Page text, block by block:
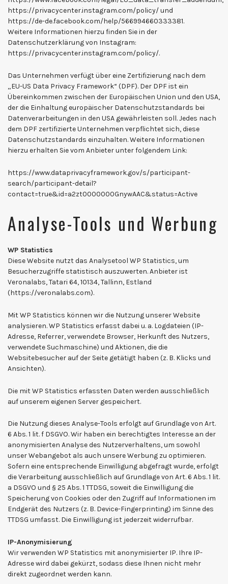
https://privacycenter.instagram.com/policy/ und
https://de-de.facebook.com/help/566994660333381.
Weitere Informationen hierzu finden Sie in der
Datenschutzerklärung von Instagram:
https://privacycenter.instagram.com/policy/.
Das Unternehmen verfügt über eine Zertifizierung nach dem
„EU-US Data Privacy Framework“ (DPF). Der DPF ist ein
Übereinkommen zwischen der Europäischen Union und den USA,
der die Einhaltung europäischer Datenschutzstandards bei
Datenverarbeitungen in den USA gewährleisten soll. Jedes nach
dem DPF zertifizierte Unternehmen verpflichtet sich, diese
Datenschutzstandards einzuhalten. Weitere Informationen
hierzu erhalten Sie vom Anbieter unter folgendem Link:
https://www.dataprivacyframework.gov/s/participant-
search/participant-detail?
contact=true&id=a2zt0000000GnywAAC&status=Active
Analyse-Tools und Werbung
WP Statistics
Diese Website nutzt das Analysetool WP Statistics, um
Besucherzugriffe statistisch auszuwerten. Anbieter ist
Veronalabs, Tatari 64, 10134, Tallinn, Estland
(https://veronalabs.com).
Mit WP Statistics können wir die Nutzung unserer Website
analysieren. WP Statistics erfasst dabei u. a. Logdateien (IP-
Adresse, Referrer, verwendete Browser, Herkunft des Nutzers,
verwendete Suchmaschine) und Aktionen, die die
Websitebesucher auf der Seite getätigt haben (z. B. Klicks und
Ansichten).
Die mit WP Statistics erfassten Daten werden ausschließlich
auf unserem eigenen Server gespeichert.
Die Nutzung dieses Analyse-Tools erfolgt auf Grundlage von Art.
6 Abs. 1 lit. f DSGVO. Wir haben ein berechtigtes Interesse an der
anonymisierten Analyse des Nutzerverhaltens, um sowohl
unser Webangebot als auch unsere Werbung zu optimieren.
Sofern eine entsprechende Einwilligung abgefragt wurde, erfolgt
die Verarbeitung ausschließlich auf Grundlage von Art. 6 Abs. 1 lit.
a DSGVO und § 25 Abs. 1 TTDSG, soweit die Einwilligung die
Speicherung von Cookies oder den Zugriff auf Informationen im
Endgerät des Nutzers (z. B. Device-Fingerprinting) im Sinne des
TTDSG umfasst. Die Einwilligung ist jederzeit widerrufbar.
IP-Anonymisierung
Wir verwenden WP Statistics mit anonymisierter IP. Ihre IP-
Adresse wird dabei gekürzt, sodass diese Ihnen nicht mehr
direkt zugeordnet werden kann.